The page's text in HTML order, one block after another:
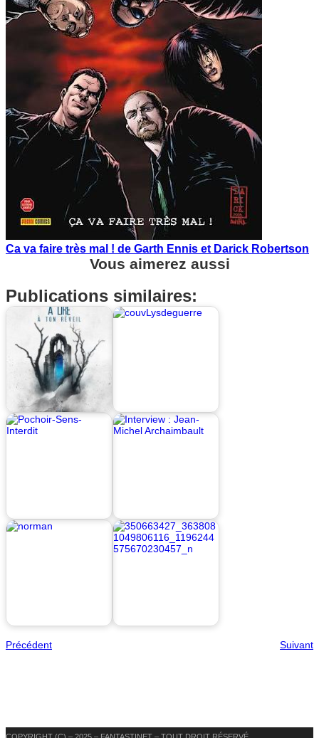
Ca va faire très mal ! de Garth Ennis et Darick Robertson
Vous aimerez aussi
Publications similaires:
Précédent Suivant